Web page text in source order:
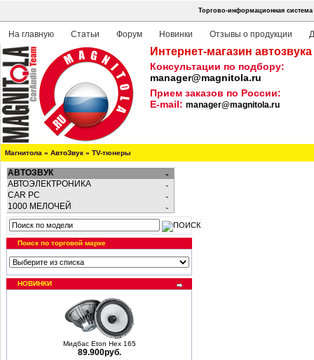
Торгово-информационная
На главную Статьи Форум Новинки Отзывы о продукции
Интернет-магазин
Консультации по подбору:
manager@magnitola.ru
Прием заказов по России:
E-mail: manager@magnitola.ru
Магнитола » АвтоЗвук » TV-тюнеры
АВТОЗВУК
АВТОЭЛЕКТРОНИКА
CAR PC
1000 МЕЛОЧЕЙ
Поиск по торговой марке
НОВИНКИ
Мидбас Eton Hex 165
89.900руб.